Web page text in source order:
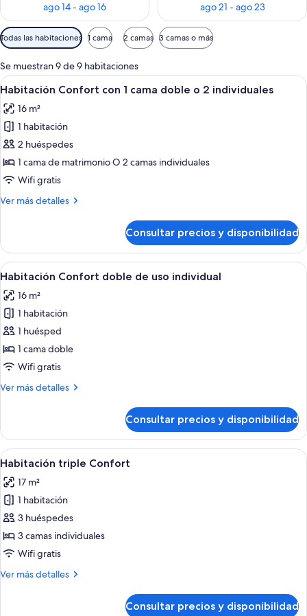
ago 14 - ago 16
ago 21 - ago 23
Filtros
disponibles
para
las
habitaciones
Todas las habitaciones 1 cama 2 camas 3 camas o más
Se muestran 9 de 9 habitaciones
Abrir
todas
las
fotos
de
Habitación
Confort
1
o
2
individuales
Una habitación de hotel con una
13
Habitación Confort con 1 cama doble o 2 individuales
16 m²
1 habitación
2 huéspedes
1 cama de matrimonio O 2 camas individuales
Wifi gratis
Ver más detalles
Más
Confort
con
1
doble
o
individuales
Consultar precios y disponibilidad
Abrir
todas
las
fotos
de
Habitación
Confort
de
Una habitación de hotel con una
13
Habitación Confort doble de uso individual
16 m²
1 habitación
1 huésped
1 cama doble
Wifi gratis
Ver más detalles
Más
Confort
doble
de
individual
Consultar precios y disponibilidad
Abrir
todas
las
fotos
de
Habitación
triple
Habitación de hotel con dos camas,
10
Habitación triple Confort
17 m²
1 habitación
3 huéspedes
3 camas individuales
Wifi gratis
Ver más detalles
Más
Consultar precios y disponibilidad